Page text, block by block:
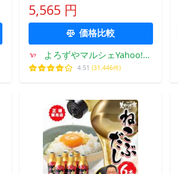
5,565 円
価格比較
よろずやマルシェYahoo!シ
ョッピング店
4.51 (31,446件)